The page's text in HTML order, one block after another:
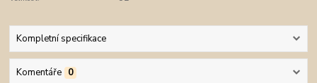
Kompletní specifikace
Komentáře 0